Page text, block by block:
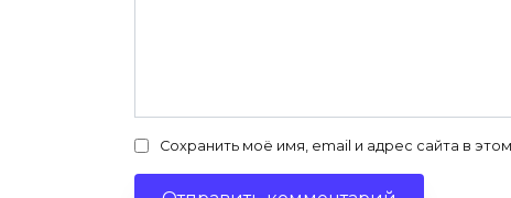
Сохранить моё имя, email и адрес сайта в